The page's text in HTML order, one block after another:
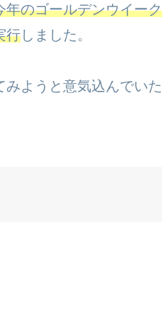
年のゴールデンウイーク
行しました。
ようと意気込んでいた